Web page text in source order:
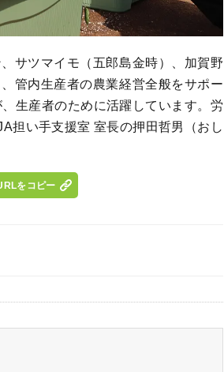
サツマイモ（五郎島金時）、加賀野
管内生産者の農業経営全般をサポー
生産者のために活躍しています。労
担い手支援室 室長の押田哲男（おし
をコピー